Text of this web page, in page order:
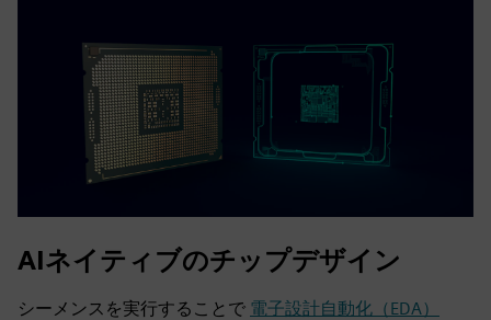
AIネイティブのチップデザイン
シーメンスを実行することで 電子設計自動化（EDA）